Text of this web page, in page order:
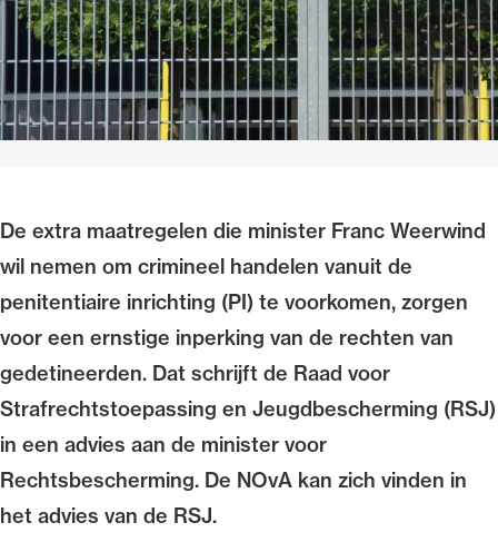
De extra maatregelen die minister Franc Weerwind
wil nemen om crimineel handelen vanuit de
penitentiaire inrichting (PI) te voorkomen, zorgen
voor een ernstige inperking van de rechten van
gedetineerden. Dat schrijft de Raad voor
Strafrechtstoepassing en Jeugdbescherming (RSJ)
in een advies aan de minister voor
Rechtsbescherming. De NOvA kan zich vinden in
het advies van de RSJ.
Alle wet- en regelgeving voor de advocatuur.
Van de Advocatenwet tot de Verordening op
de advocatuur (Voda) en de Regeling op de
advocatuur (Roda).
Ondersteuning voor advocaten bij hun
beroepsuitoefening: van de advocatenpas tot
het rechtsgebiedenregister en
geheimhoudernummers.